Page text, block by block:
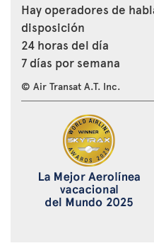
Hay operadores de
disposición
24 horas del día
7 días por semana
© Air Transat A.T. Inc.